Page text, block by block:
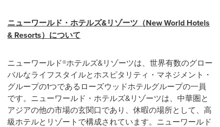
ニューワールド・ホテルズ&リゾーツ（New World Hotels
& Resorts）について
ニューワールド®ホテルズ&リゾーツは、世界有数のグロー
バルなライフスタイルとホスピタリティ・マネジメント・
グループの1つであるローズウッドホテルグループの一員
です。ニューワールド・ホテルズ&リゾーツは、中華圏と
アジアの他の市場の玄関口であり、休暇の場所として、高
級ホテルとリゾートで構成されています。ニューワールド